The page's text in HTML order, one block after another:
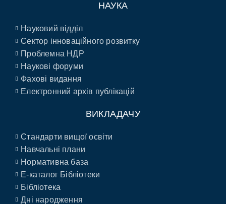
НАУКА
Науковий відділ
Сектор інноваційного розвитку
Проблемна НДР
Наукові форуми
Фахові видання
Електронний архів публікацій
ВИКЛАДАЧУ
Стандарти вищої освіти
Навчальні плани
Нормативна база
E-каталог Бібліотеки
Бібліотека
Дні народження